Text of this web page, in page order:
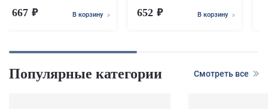
667 В корзину 652 В корзину
Популярные категории Смотреть все